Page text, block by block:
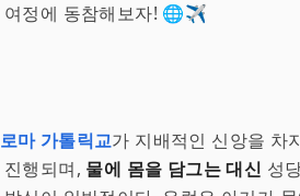
여정에 동참해보자! 🌐✈️
로마 가톨릭교가 지배적인 신앙을 차
행되며, 물에 몸을 담그는 대신 성